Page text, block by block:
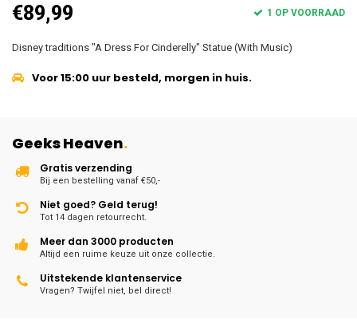
€89,99 1 OP VOORRAAD
Disney traditions "A Dress For Cinderelly" Statue (With Music)
Voor 15:00 uur besteld, morgen in huis.
Geeks Heaven.
Gratis verzending
Bij een bestelling vanaf €50,-
Niet goed? Geld terug!
Tot 14 dagen retourrecht.
Meer dan 3000 producten
Altijd een ruime keuze uit onze collectie.
Uitstekende klantenservice
Vragen? Twijfel niet, bel direct!